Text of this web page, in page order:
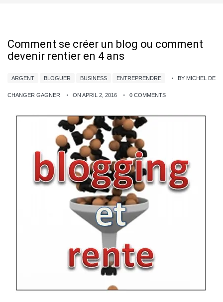
Comment se créer un blog ou comment
devenir rentier en 4 ans
ARGENT BLOGUER BUSINESS ENTREPRENDRE BY MICHEL DE
CHANGER GAGNER ON APRIL 2, 2016 0 COMMENTS